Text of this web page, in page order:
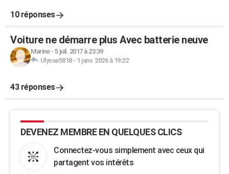
10 réponses
Voiture ne démarre plus Avec batterie neuve
Marine- 5 juil. 2017 à 23:39
Ulysse5818- 1 janv. 2026 à 19:22
43 réponses
DEVENEZ MEMBRE EN QUELQUES CLICS
Connectez-vous simplement avec ceux qui
partagent vos intérêts